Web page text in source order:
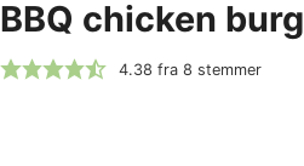
BBQ chicken
4.38 fra 8 stemmer